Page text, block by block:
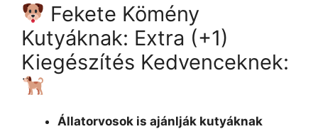
Fekete Kömény
Kutyáknak: Extra (+1)
Kiegészítés Kedvenceknek:
Állatorvosok is ajánlják kutyáknak